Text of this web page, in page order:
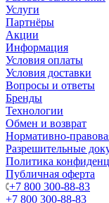
Услуги
Партнёры
Акции
Информация
Условия оплаты
Условия доставки
Вопросы и ответы
Бренды
Технологии
Обмен и возврат
Нормативно-
Разрешительные
Политика
Публичная оферта
+7 800 300-88-83
+7 800 300-88-83